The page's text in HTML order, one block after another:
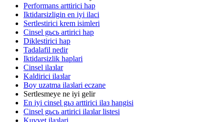
Performans arttirici hap
Iktidarsizligin en iyi ilaci
Sertlestirici krem isimleri
Cinsel gьcь artirici hap
Diklestirici hap
Tadalafil nedir
Iktidarsizlik haplari
Cinsel ilaзlar
Kaldirici ilaзlar
Boy uzatma ilaзlari eczane
Sertlesmeye ne iyi gelir
En iyi cinsel gьз arttirici ilaз hangisi
Cinsel gьcь artirici ilaзlar listesi
Kuvvet ilaзlari